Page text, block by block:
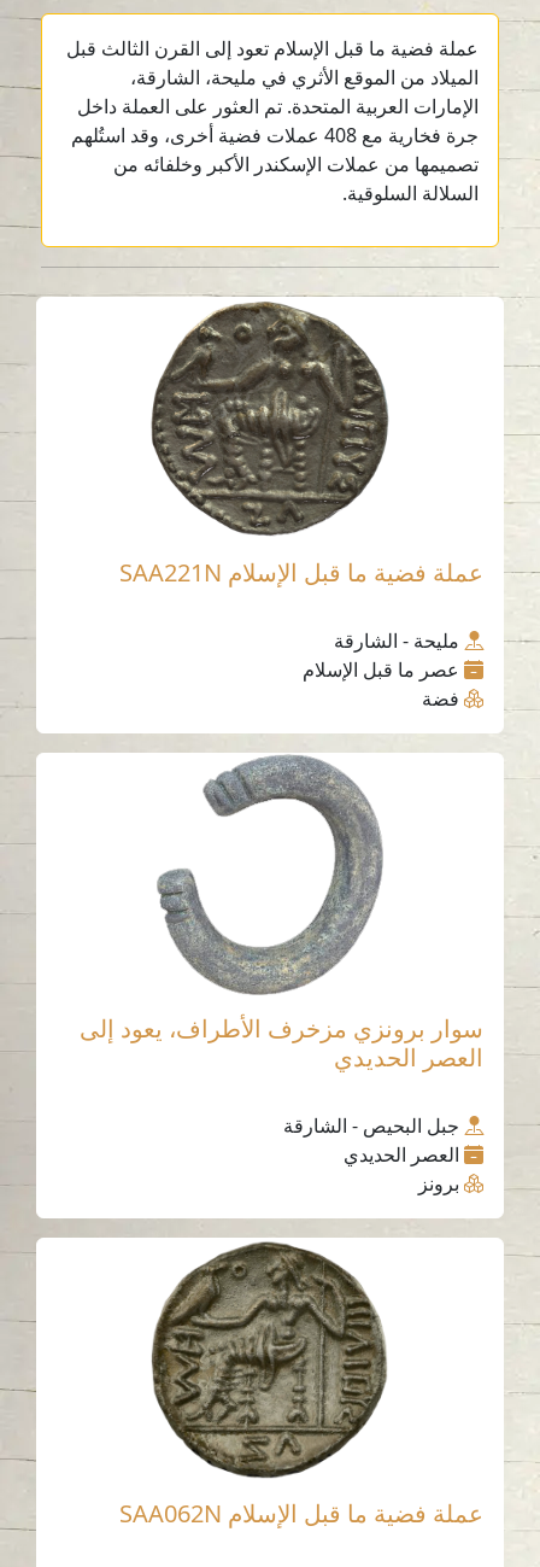
عملة فضية ما قبل الإسلام تعود إلى القرن الثالث قبل
الميلاد من الموقع الأثري في مليحة، الشارقة،
الإمارات العربية المتحدة. تم العثور على العملة داخل
جرة فخارية مع 408 عملات فضية أخرى، وقد استُلهم
تصميمها من عملات الإسكندر الأكبر وخلفائه من
السلالة السلوقية.
عملة فضية ما قبل الإسلام SAA221N
مليحة - الشارقة
عصر ما قبل الإسلام
فضة
سوار برونزي مزخرف الأطراف، يعود إلى
العصر الحديدي
جبل البحيص - الشارقة
العصر الحديدي
برونز
عملة فضية ما قبل الإسلام SAA062N